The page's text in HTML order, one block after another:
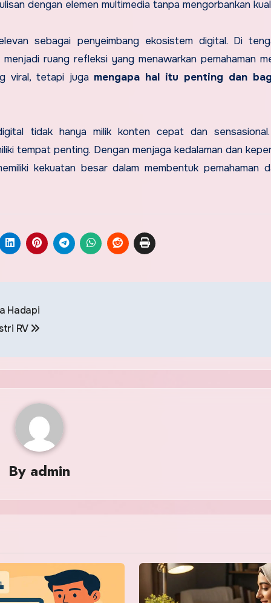
dengan elemen multimedia tanpa mengorbankan
sebagai penyeimbang ekosistem digital. Di
ruang refleksi yang menawarkan pemahaman
viral, tetapi juga mengapa hal itu penting dan
tidak hanya milik konten cepat dan
tempat penting. Dengan menjaga kedalaman dan
kekuatan besar dalam membentuk pemahaman
Hadapi
RV
By admin